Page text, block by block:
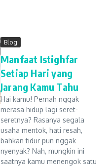
Blog
Manfaat Istighfar
Setiap Hari yang
Jarang Kamu Tahu
Hai kamu! Pernah nggak
merasa hidup lagi seret-
seretnya? Rasanya segala
usaha mentok, hati resah,
bahkan tidur pun nggak
nyenyak? Nah, mungkin ini
saatnya kamu menengok satu